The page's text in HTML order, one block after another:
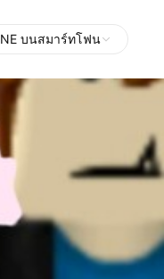
บนสมาร์ทโฟน